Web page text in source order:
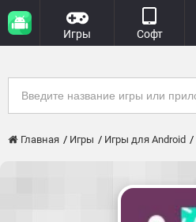
Игры Софт
Главная Игры Игры для Android